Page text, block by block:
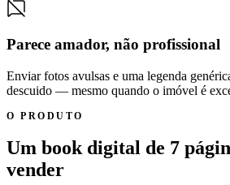
Parece amador, não profissional
Enviar fotos avulsas e uma legenda
descuido — mesmo quando o imóvel é
O PRODUTO
Um book digital de 7
vender